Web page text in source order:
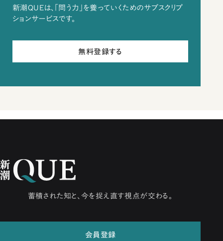
新潮QUEは、「問う力」を養っていくためのサブスクリプ
ションサービスです。
無料登録する
蓄積された知と、今を捉え直す視点が交わる。
会員登録